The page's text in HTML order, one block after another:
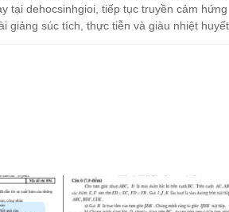
tại dehocsinhgioi, tiếp tục truyền cảm hứng
giảng súc tích, thực tiễn và giàu nhiệt huyết.